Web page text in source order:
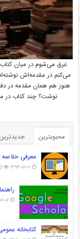
غرق می‌شوم در میان
می‌کنم در مقدمه‌اش
هنوز هم همان مقدمه در
نوشت؟ چند کتاب در
محبوبترین جدیدترین
معرفی خلاصه
۱۳۹۴-۰۷-۰۱
کتابخانه